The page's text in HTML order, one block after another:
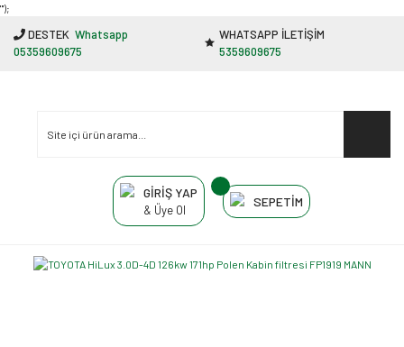
"');
DESTEK Whatsapp
05359609675
WHATSAPP İLETİŞİM
5359609675
GİRİŞ YAP
& Üye Ol
SEPETİM